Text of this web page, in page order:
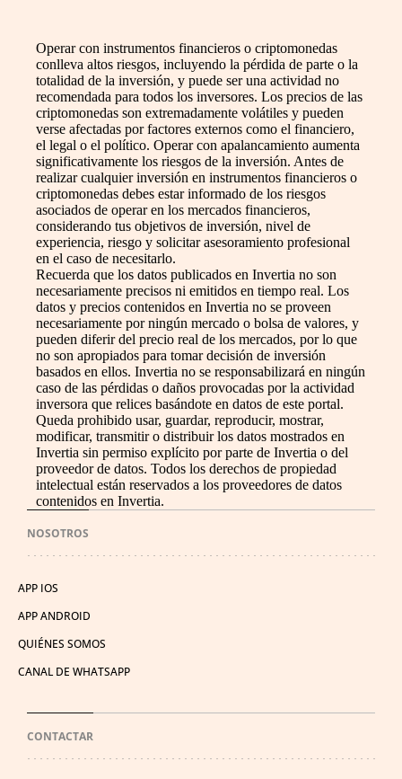
Operar con instrumentos financieros o criptomonedas
conlleva altos riesgos, incluyendo la pérdida de parte o la
totalidad de la inversión, y puede ser una actividad no
recomendada para todos los inversores. Los precios de las
criptomonedas son extremadamente volátiles y pueden
verse afectadas por factores externos como el financiero,
el legal o el político. Operar con apalancamiento aumenta
significativamente los riesgos de la inversión. Antes de
realizar cualquier inversión en instrumentos financieros o
criptomonedas debes estar informado de los riesgos
asociados de operar en los mercados financieros,
considerando tus objetivos de inversión, nivel de
experiencia, riesgo y solicitar asesoramiento profesional
en el caso de necesitarlo.
Recuerda que los datos publicados en Invertia no son
necesariamente precisos ni emitidos en tiempo real. Los
datos y precios contenidos en Invertia no se proveen
necesariamente por ningún mercado o bolsa de valores, y
pueden diferir del precio real de los mercados, por lo que
no son apropiados para tomar decisión de inversión
basados en ellos. Invertia no se responsabilizará en ningún
caso de las pérdidas o daños provocadas por la actividad
inversora que relices basándote en datos de este portal.
Queda prohibido usar, guardar, reproducir, mostrar,
modificar, transmitir o distribuir los datos mostrados en
Invertia sin permiso explícito por parte de Invertia o del
proveedor de datos. Todos los derechos de propiedad
intelectual están reservados a los proveedores de datos
contenidos en Invertia.
NOSOTROS
APP IOS
APP ANDROID
QUIÉNES SOMOS
CANAL DE WHATSAPP
CONTACTAR